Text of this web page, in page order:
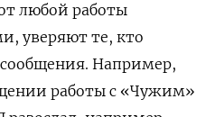
любой работы
уверяют те, кто
сообщения. Например,
работы с «Чужим»